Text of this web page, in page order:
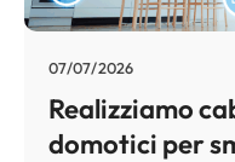
07/07/2026
Realizziamo
domotici per